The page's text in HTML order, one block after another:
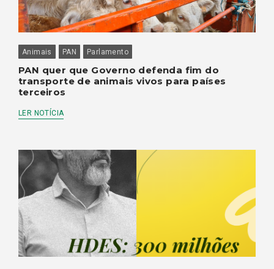
Animais PAN Parlamento
PAN quer que Governo defenda fim do
transporte de animais vivos para países
terceiros
LER NOTÍCIA